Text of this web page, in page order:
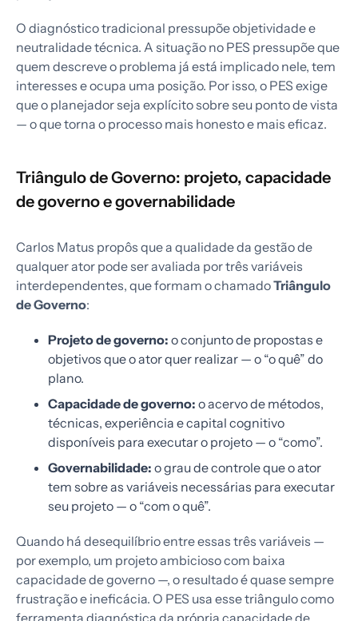
O diagnóstico tradicional pressupõe objetividade e
neutralidade técnica. A situação no PES pressupõe que
quem descreve o problema já está implicado nele, tem
interesses e ocupa uma posição. Por isso, o PES exige
que o planejador seja explícito sobre seu ponto de vista
— o que torna o processo mais honesto e mais eficaz.
Triângulo de Governo: projeto, capacidade
de governo e governabilidade
Carlos Matus propôs que a qualidade da gestão de
qualquer ator pode ser avaliada por três variáveis
interdependentes, que formam o chamadoTriângulo
de Governo:
Projeto de governo: o conjunto de propostas e
objetivos que o ator quer realizar — o “o quê” do
plano.
Capacidade de governo: o acervo de métodos,
técnicas, experiência e capital cognitivo
disponíveis para executar o projeto — o “como”.
Governabilidade: o grau de controle que o ator
tem sobre as variáveis necessárias para executar
seu projeto — o “com o quê”.
Quando há desequilíbrio entre essas três variáveis —
por exemplo, um projeto ambicioso com baixa
capacidade de governo —, o resultado é quase sempre
frustração e ineficácia. O PES usa esse triângulo como
ferramenta diagnóstica da própria capacidade de